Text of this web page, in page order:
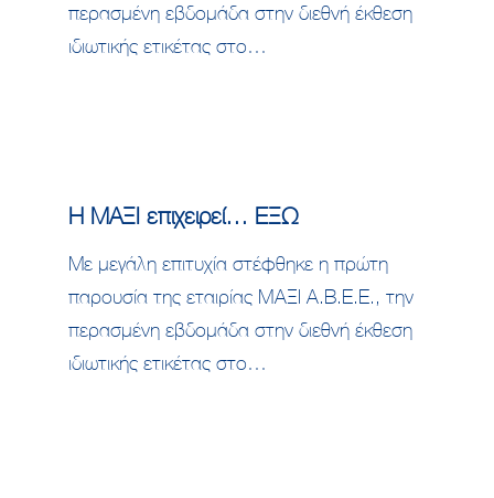
περασμένη εβδομάδα στην διεθνή έκθεση
ιδιωτικής ετικέτας στο…
Η ΜΑΞΙ επιχειρεί… ΕΞΩ
Με μεγάλη επιτυχία στέφθηκε η πρώτη
παρουσία της εταιρίας MΑΞΙ A.B.E.E., την
περασμένη εβδομάδα στην διεθνή έκθεση
ιδιωτικής ετικέτας στο…